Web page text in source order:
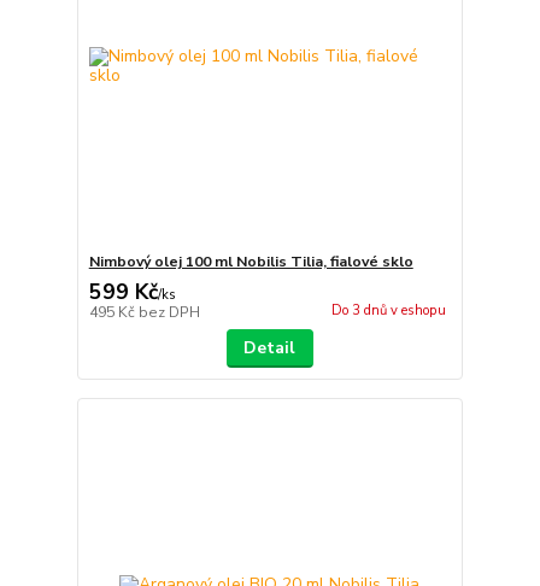
Nimbový olej 100 ml Nobilis Tilia, fialové sklo
599 Kč/ks
495 Kč bez DPH Do 3 dnů v eshopu
Detail